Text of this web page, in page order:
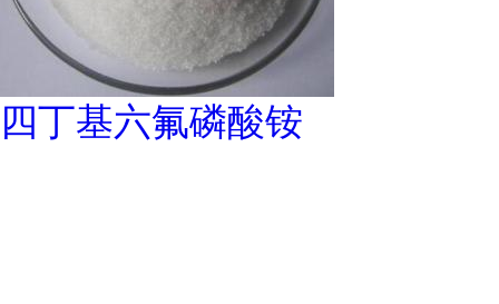
四丁基六氟磷酸铵